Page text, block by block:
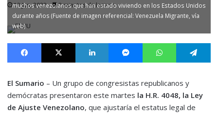
13 Jun, 2023 2 minutos de lectura
muchos venezolanos que han estado viviendo en los Estados Unidos
durante años (Fuente de imagen referencial: Venezuela Migrante, vía
web)
Facebook X LinkedIn MessengerWhatsApp
El Sumario – Un grupo de congresistas republicanos y
demócratas presentaron este martes la H.R. 4048, la Ley
de Ajuste Venezolano, que ajustaría el estatus legal de